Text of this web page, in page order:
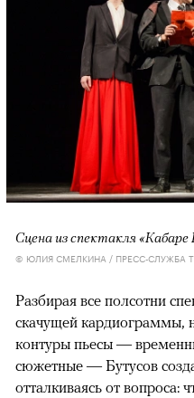
Сцена из спектакля «Кабаре
© ЮЛИЯ СМЕЛКИНА / ПРЕСС-СЛУЖБА
Разбирая все полсотни
скачущей кардиограммы,
контуры пьесы —
сюжетные — Бутусов
отталкиваясь от вопроса: